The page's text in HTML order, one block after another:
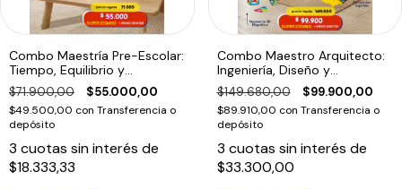
Combo Maestría Pre-Escolar:
Tiempo, Equilibrio y
Construcción (5 años+)
$71.900,00 $55.000,00
$49.500,00 con Transferencia o
depósito
3 cuotas sin interés de
$18.333,33
Combo Maestro Arquitecto:
Ingeniería, Diseño y
Construcción 3D (+6 años)
$149.680,00 $99.900,00
$89.910,00 con Transferencia o
depósito
3 cuotas sin interés de
$33.300,00